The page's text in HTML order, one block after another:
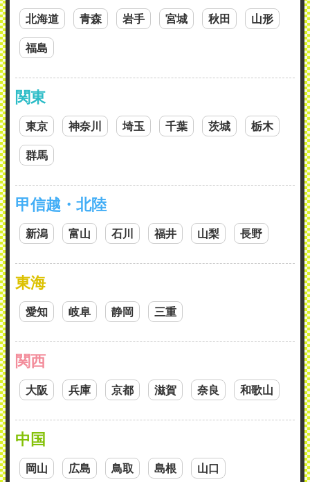
北海道 青森 岩手 宮城 秋田 山形
福島
関東
東京 神奈川 埼玉 千葉 茨城 栃木
群馬
甲信越・北陸
新潟 富山 石川 福井 山梨 長野
東海
愛知 岐阜 静岡 三重
関西
大阪 兵庫 京都 滋賀 奈良 和歌山
中国
岡山 広島 鳥取 島根 山口